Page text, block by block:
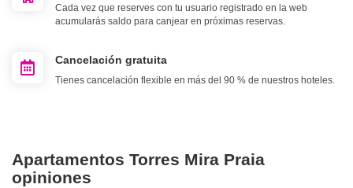
Cada vez que reserves con tu usuario registrado en la web
acumularás saldo para canjear en próximas reservas.
Cancelación gratuita
Tienes cancelación flexible en más del 90 % de nuestros hoteles.
Apartamentos Torres Mira Praia
opiniones